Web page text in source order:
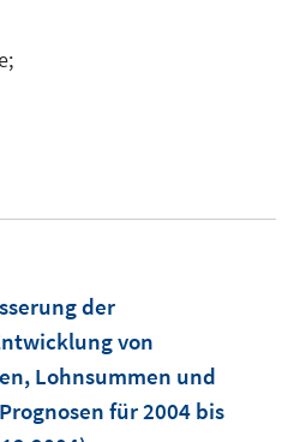
der
von
Lohnsummen und
für 2004 bis